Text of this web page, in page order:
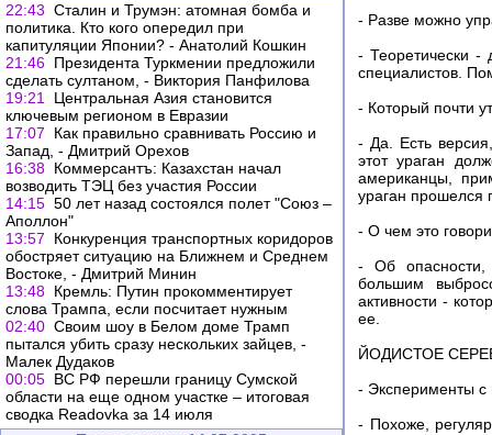
22:43 Сталин и Трумэн: атомная бомба и
политика. Кто кого опередил при
капитуляции Японии? - Анатолий Кошкин
21:46 Президента Туркмении предложили
сделать султаном, - Виктория Панфилова
19:21
Центральная Азия становится
ключевым регионом в Евразии
17:07
Как правильно сравнивать Россию и
Запад, - Дмитрий Орехов
16:38 Коммерсантъ: Казахстан начал
возводить ТЭЦ без участия России
14:15 50 лет назад состоялся полет "Союз –
Аполлон"
13:57
Конкуренция транспортных коридоров
обостряет ситуацию на Ближнем и Среднем
Востоке, - Дмитрий Минин
13:48 Кремль: Путин прокомментирует
слова Трампа, если посчитает нужным
02:40 Своим шоу в Белом доме Трамп
пытался убить сразу нескольких зайцев, -
Малек Дудаков
00:05 ВС РФ перешли границу Сумской
области на еще одном участке – итоговая
сводка Readovka за 14 июля
- Разве можно
- Теоретически -
специалистов.
- Который почти
- Да. Есть
этот ураган
американцы,
ураган прошелся
- О чем это
- Об опасности,
большим
активности -
ее.
ЙОДИСТОЕ
- Эксперименты с
- Похоже,